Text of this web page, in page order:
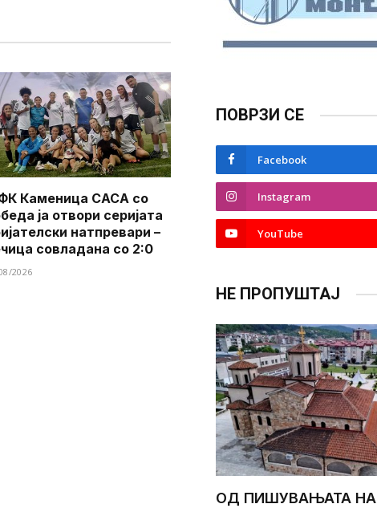
Каменица САСА со
ја отвори серијата
натпревари –
совладана со 2:0
2026
ПОВРЗИ СЕ
Facebook
Instagram
YouTube
НЕ ПРОПУШТАЈ
ОД ПИШУВАЊАТА НА